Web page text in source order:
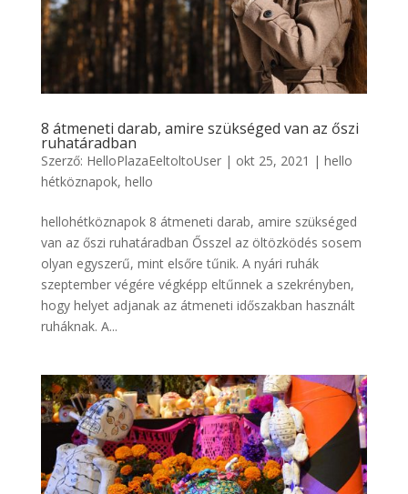
8 átmeneti darab, amire szükséged van az őszi
ruhatáradban
Szerző: HelloPlazaEeltoltoUser| okt 25, 2021 | hello
hétköznapok, hello
hellohétköznapok 8 átmeneti darab, amire szükséged
van az őszi ruhatáradban Ősszel az öltözködés sosem
olyan egyszerű, mint elsőre tűnik. A nyári ruhák
szeptember végére végképp eltűnnek a szekrényben,
hogy helyet adjanak az átmeneti időszakban használt
ruháknak. A...